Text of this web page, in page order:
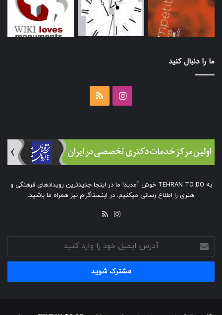
ما را دنبال کنید
اینستاگرام
به TEHRAN TO DO خوش آمدید! ما در اینجا جدیدترین رویدادهای فرهنگی و
هنری را اطلاع رسانی میکنیم. در اینستاگرام نیز همراه ما باشید.
اینستاگرام
آدرس
ایمیل
خود
وارد